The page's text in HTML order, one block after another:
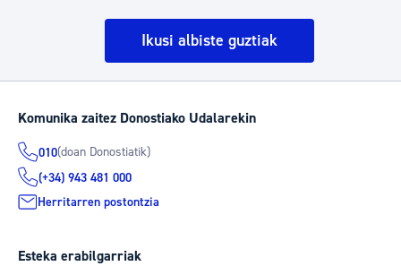
Ikusi albiste guztiak
Komunika zaitez Donostiako Udalarekin
010(doan Donostiatik)
(+34) 943 481 000
Herritarren postontzia
Esteka erabilgarriak